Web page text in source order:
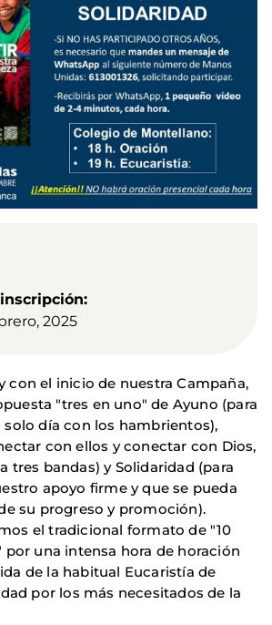
2025
con el inicio de nuestra Campaña,
"tres en uno" de Ayuno (para
día con los hambrientos),
con ellos y conectar con Dios,
tres bandas) y Solidaridad (para
apoyo firme y que se pueda
su progreso y promoción).
el tradicional formato de "10
por una intensa hora de horación
de la habitual Eucaristía de
por los más necesitados de la